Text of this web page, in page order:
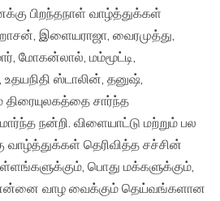
பிறந்தநாள் வாழ்த்துக்கள்
இளையராஜா, வைரமுத்து,
மோகன்லால், மம்மூட்டி,
உதயநிதி ஸ்டாலின், தனுஷ்,
திரையுலகத்தை சார்ந்த
நன்றி. விளையாட்டு மற்றும் பல
வாழ்த்துக்கள் தெரிவித்த சச்சின்
பொது மக்களுக்கும்,
வாழ வைக்கும் தெய்வங்களான